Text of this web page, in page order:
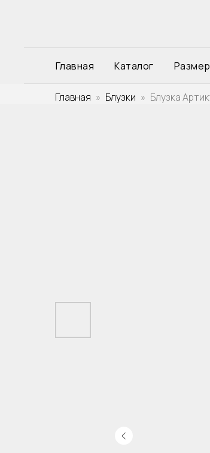
Главная Каталог
Главная Блузки Блузка